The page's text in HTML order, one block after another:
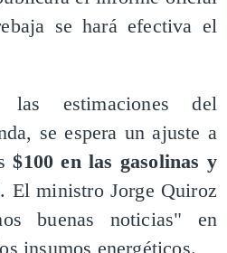
se hará efectiva el
estimaciones del
se espera un ajuste a
$100 en las gasolinas y
. El ministro Jorge Quiroz
buenas noticias" en
insumos energéticos.